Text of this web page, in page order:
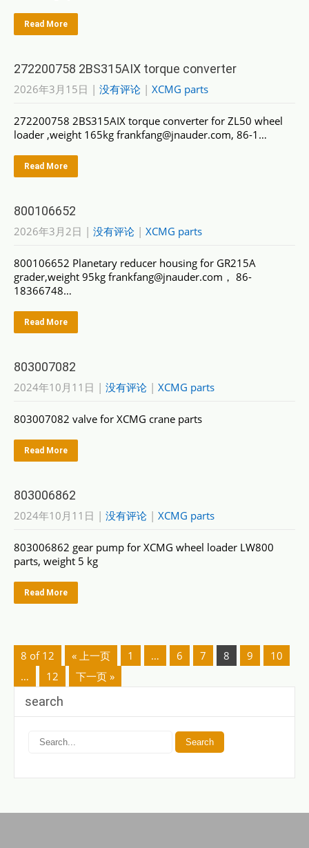
Read More
272200758 2BS315AIX torque converter
2026年3月15日 | 没有评论 | XCMG parts
272200758 2BS315AIX torque converter for ZL50 wheel
loader ,weight 165kg frankfang@jnauder.com, 86-1…
Read More
800106652
2026年3月2日 | 没有评论 | XCMG parts
800106652 Planetary reducer housing for GR215A
grader,weight 95kg frankfang@jnauder.com， 86-
18366748…
Read More
803007082
2024年10月11日 | 没有评论 | XCMG parts
803007082 valve for XCMG crane parts
Read More
803006862
2024年10月11日 | 没有评论 | XCMG parts
803006862 gear pump for XCMG wheel loader LW800
parts, weight 5 kg
Read More
8 of 12 « 上一页 1 … 6 7 8 9
10
…
12 下一页 »
search